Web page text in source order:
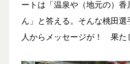
ートは「温泉や（地元の）香
ん」と答える。そんな桃田
人からメッセージが！ 果た